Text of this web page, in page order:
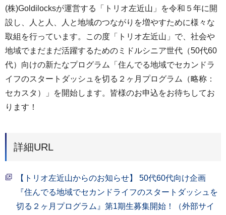
(株)Goldilocksが運営する「トリオ左近山」を令和５年に開
設し、人と人、人と地域のつながりを増やすために様々な
取組を行っています。この度「トリオ左近山」で、社会や
地域でまだまだ活躍するためのミドルシニア世代（50代60
代）向けの新たなプログラム「住んでる地域でセカンドラ
イフのスタートダッシュを切る２ヶ月プログラム（略称：
セカスタ）」を開始します。皆様のお申込をお待ちしてお
ります！
詳細URL
【トリオ左近山からのお知らせ】 50代60代向け企画
『住んでる地域でセカンドライフのスタートダッシュを
切る２ヶ月プログラム』第1期生募集開始！（外部サイ